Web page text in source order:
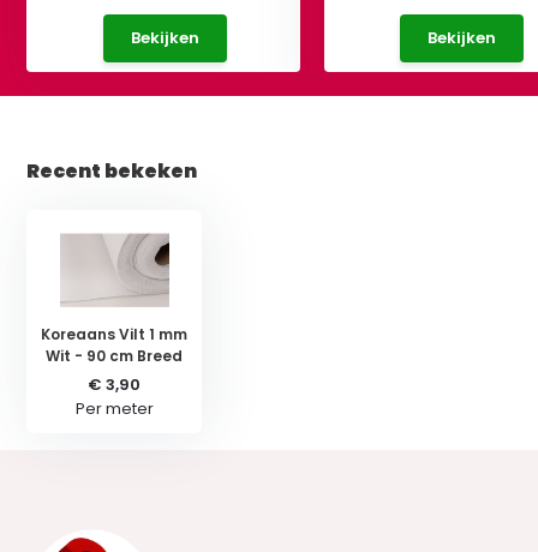
Bekijken Bekijken
Recent bekeken
Koreaans Vilt 1 mm
Wit - 90 cm Breed
€ 3,90
Per meter